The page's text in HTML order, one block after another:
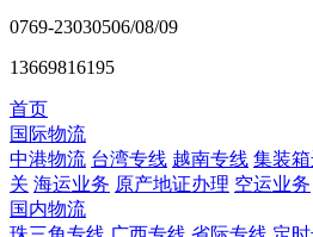
0769-23030506/08/09
13669816195
首页
国际物流
中港物流 台湾专线 越南专线 集装
关 海运业务 原产地证办理 空运业务
国内物流